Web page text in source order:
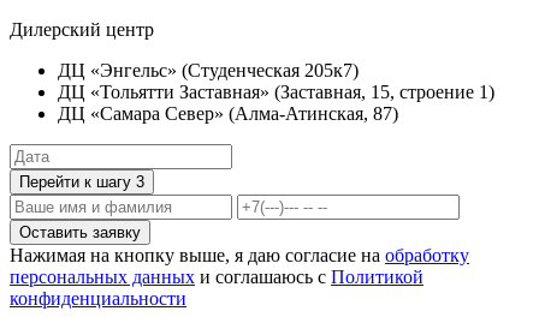
Дилерский центр
ДЦ «Энгельс» (Студенческая 205к7)
ДЦ «Тольятти Заставная» (Заставная, 15, строение 1)
ДЦ «Самара Север» (Алма-Атинская, 87)
Перейти к шагу 3
Оставить заявку
Нажимая на кнопку выше, я даю согласие на обработку
персональных данных и соглашаюсь с Политикой
конфиденциальности